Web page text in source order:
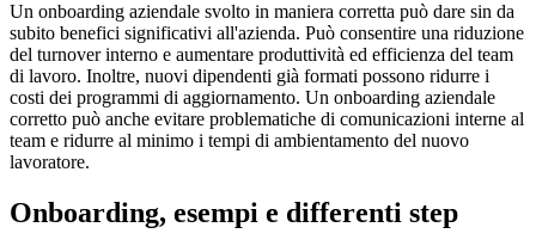
Un onboarding aziendale svolto in maniera corretta può dare sin da
subito benefici significativi all'azienda. Può consentire una riduzione
del turnover interno e aumentare produttività ed efficienza del team
di lavoro. Inoltre, nuovi dipendenti già formati possono ridurre i
costi dei programmi di aggiornamento. Un onboarding aziendale
corretto può anche evitare problematiche di comunicazioni interne al
team e ridurre al minimo i tempi di ambientamento del nuovo
lavoratore.
Onboarding, esempi e differenti step